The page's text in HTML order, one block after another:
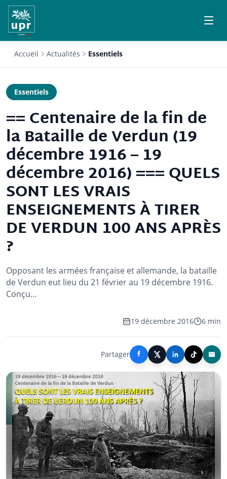
Accueil Actualités Essentiels
Essentiels
== Centenaire de la fin de
la Bataille de Verdun (19
décembre 1916 – 19
décembre 2016) === QUELS
SONT LES VRAIS
ENSEIGNEMENTS À TIRER
DE VERDUN 100 ANS APRÈS
?
Opposant les armées française et allemande, la bataille
de Verdun eut lieu du 21 février au 19 décembre 1916.
Conçu…
19 décembre 2016 6 min
Partager